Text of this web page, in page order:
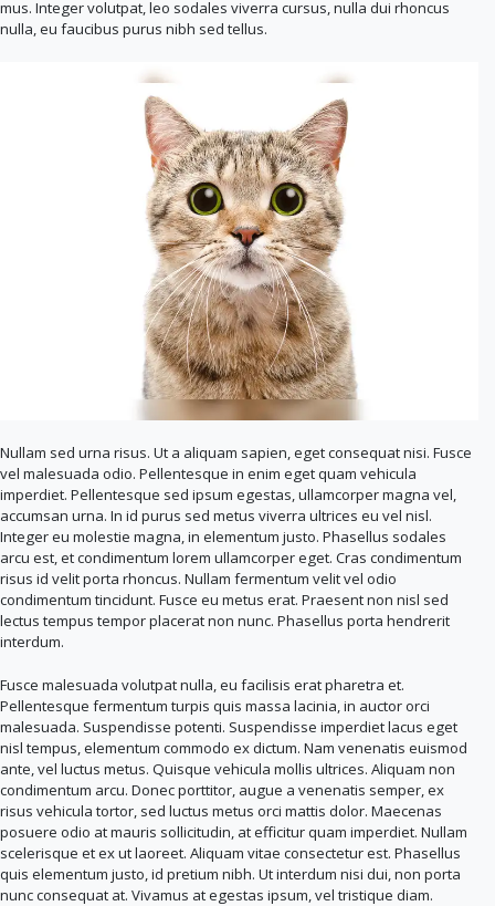
mus. Integer volutpat, leo sodales viverra cursus, nulla dui rhoncus
nulla, eu faucibus purus nibh sed tellus.
Nullam sed urna risus. Ut a aliquam sapien, eget consequat nisi. Fusce
vel malesuada odio. Pellentesque in enim eget quam vehicula
imperdiet. Pellentesque sed ipsum egestas, ullamcorper magna vel,
accumsan urna. In id purus sed metus viverra ultrices eu vel nisl.
Integer eu molestie magna, in elementum justo. Phasellus sodales
arcu est, et condimentum lorem ullamcorper eget. Cras condimentum
risus id velit porta rhoncus. Nullam fermentum velit vel odio
condimentum tincidunt. Fusce eu metus erat. Praesent non nisl sed
lectus tempus tempor placerat non nunc. Phasellus porta hendrerit
interdum.
Fusce malesuada volutpat nulla, eu facilisis erat pharetra et.
Pellentesque fermentum turpis quis massa lacinia, in auctor orci
malesuada. Suspendisse potenti. Suspendisse imperdiet lacus eget
nisl tempus, elementum commodo ex dictum. Nam venenatis euismod
ante, vel luctus metus. Quisque vehicula mollis ultrices. Aliquam non
condimentum arcu. Donec porttitor, augue a venenatis semper, ex
risus vehicula tortor, sed luctus metus orci mattis dolor. Maecenas
posuere odio at mauris sollicitudin, at efficitur quam imperdiet. Nullam
scelerisque et ex ut laoreet. Aliquam vitae consectetur est. Phasellus
quis elementum justo, id pretium nibh. Ut interdum nisi dui, non porta
nunc consequat at. Vivamus at egestas ipsum, vel tristique diam.